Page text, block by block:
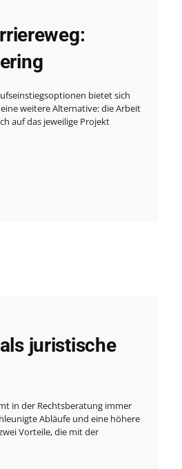
bietet sich
weitere Alternative: die Arbeit
auf das jeweilige Projekt
juristische
in der Rechtsberatung immer
Abläufe und eine höhere
Vorteile, die mit der